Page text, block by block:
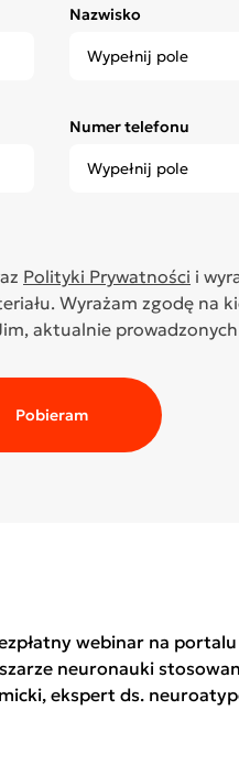
Nazwisko
Numer telefonu
Polityki Prywatności i
Wyrażam zgodę na
aktualnie
Pobieram
webinar na
neuronauki
ekspert ds.